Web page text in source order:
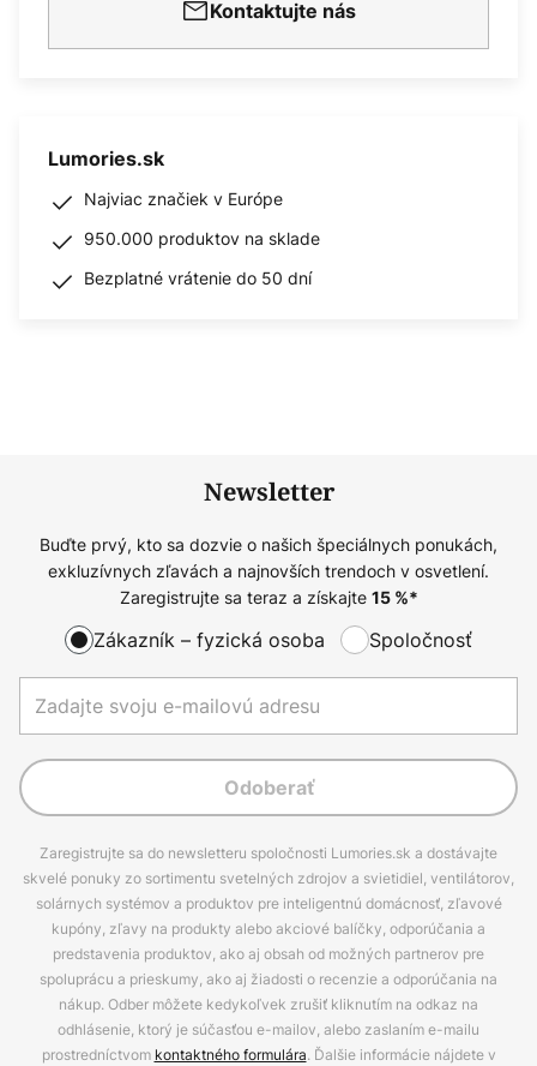
Kontaktujte nás
Lumories.sk
Najviac značiek v Európe
950.000 produktov na sklade
Bezplatné vrátenie do 50 dní
Newsletter
Buďte prvý, kto sa dozvie o našich špeciálnych ponukách,
exkluzívnych zľavách a najnovších trendoch v osvetlení.
Zaregistrujte sa teraz a získajte 15%*
Zákazník – fyzická osoba Spoločnosť
Odoberať
Zaregistrujte sa do newsletteru spoločnosti Lumories.sk a dostávajte
skvelé ponuky zo sortimentu svetelných zdrojov a svietidiel, ventilátorov,
solárnych systémov a produktov pre inteligentnú domácnosť, zľavové
kupóny, zľavy na produkty alebo akciové balíčky, odporúčania a
predstavenia produktov, ako aj obsah od možných partnerov pre
spoluprácu a prieskumy, ako aj žiadosti o recenzie a odporúčania na
nákup. Odber môžete kedykoľvek zrušiť kliknutím na odkaz na
odhlásenie, ktorý je súčasťou e-mailov, alebo zaslaním e-mailu
prostredníctvom kontaktného formulára. Ďalšie informácie nájdete v